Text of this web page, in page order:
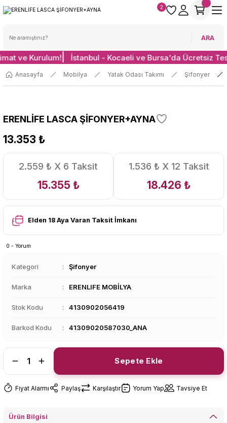
ARA
2
ve Kurulum! İstanbul - Kocaeli ve Bursa'da Ücretsiz
Anasayfa Mobilya Yatak Odası Takımı Şifonyer
ERENLİFE LASCA ŞİFONYER+AYNA
13.353 ₺
2.559 ₺ X 6 Taksit
15.355 ₺
1.536 ₺ X 12 Taksit
18.426 ₺
Elden 18 Aya Varan Taksit İmkanı
0 - Yorum
Kategori Şifonyer
Marka ERENLIFE MOBİLYA
Stok Kodu 4130902056419
Barkod Kodu 41309020587030_ANA
Sepete Ekle
Fiyat Alarmı Paylaş Karşılaştır Yorum Yap Tavsiye Et
Ürün Bilgisi